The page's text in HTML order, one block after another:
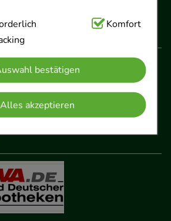
Hierbei handelt es sich um
Grundfunktionen unserer
sind (z.B. Navigation,
weshalb auf diese nicht
kann.
werden genutzt um das
ansprechender zu gestalten,
die Wiedererkennung des
Seite an bevorzugte
Spracheinstellung)
Cookies ermöglichen es uns
zugeschrittene Inhalte
Komfort
bestätigen
Alles akzeptieren